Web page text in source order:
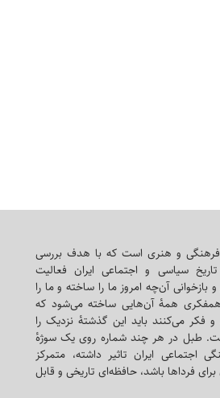
و هنری است که با هدف بررسی
سیاسی و اجتماعی ایران فعالیت
بازخوانی آن‌چه امروز ما را ساخته و ما را
همه‌ٔ آن‌هایی ساخته می‌شود که
فکر می‌کنند باید این گذشته‌ٔ نزدیک را
طبل در هر چند شماره روی یک سوژه‌ٔ
ایران تاثیر داشته، متمرکز
فرداها باشد، حافظه‌ای تاریخی و قابل